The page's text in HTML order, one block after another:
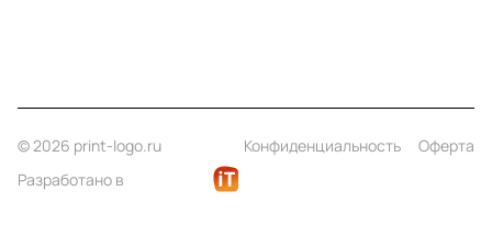
© 2026 print-logo.ru Конфиденциальность
Оферта
Разработано в